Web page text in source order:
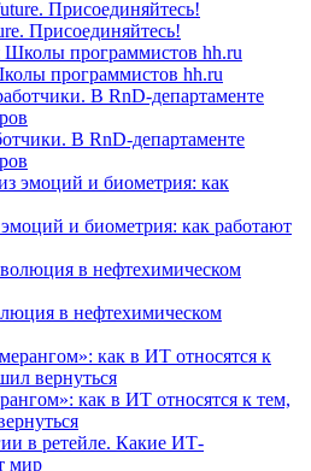
Присоединяйтесь!
программистов hh.ru
В RnD-департаменте
и биометрия: как работают
в нефтехимическом
как в ИТ относятся к тем,